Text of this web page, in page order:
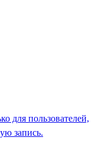
для пользователей,
запись.